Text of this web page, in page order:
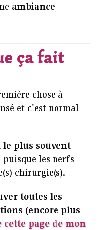
ambiance
ça fait
chose à
et c'est normal
le plus souvent
puisque les nerfs
chirurgie(s).
toutes les
(encore plus
cette page de mon